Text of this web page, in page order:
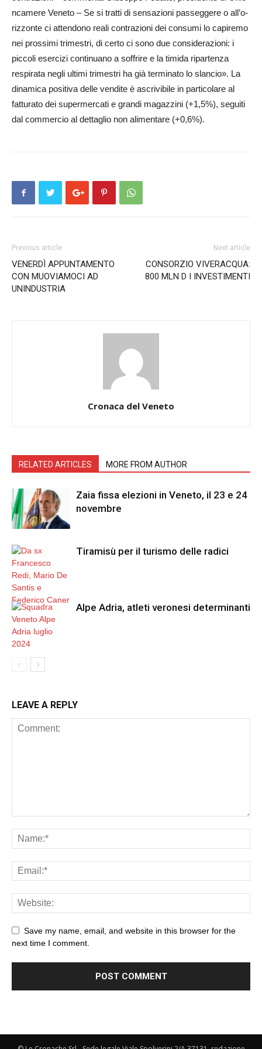
n­camere Veneto – Se si tratti di sensazioni passeggere o all’o­
rizzonte ci attendono reali contrazioni dei consumi lo capiremo
nei prossimi trimestri, di certo ci sono due considerazioni: i
piccoli esercizi continuano a soffrire e la timida ripartenza
respirata negli ultimi trimestri ha già terminato lo slancio». La
dinamica positiva delle vendite è ascrivibile in particolare al
fatturato dei supermercati e grandi ma­gazzini (+1,5%), seguiti
dal commercio al dettaglio non alimentare (+0,6%).
Previous article
VENERDÌ APPUNTAMENTO
CON MUOVIAMOCI AD
UNINDUSTRIA
Next article
CONSORZIO VIVERACQUA:
800 MLN D I INVESTIMENTI
Cronaca del Veneto
RELATED ARTICLES MORE FROM AUTHOR
Zaia fissa elezioni in Veneto, il 23 e 24
novembre
Tiramisù per il turismo delle radici
Alpe Adria, atleti veronesi determinanti
LEAVE A REPLY
Save my name, email, and website in this browser for the
next time I comment.